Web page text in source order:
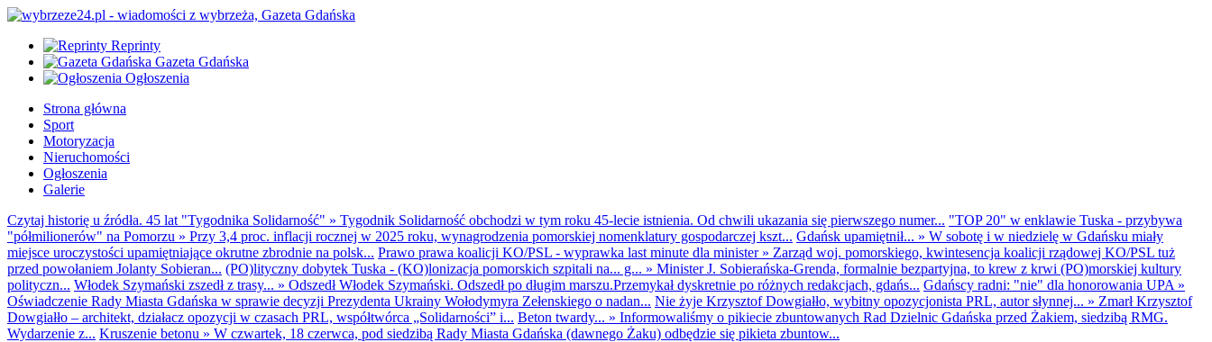
Reprinty
Gazeta Gdańska
Ogłoszenia
Strona główna
Sport
Motoryzacja
Nieruchomości
Ogłoszenia
Galerie
Czytaj historię u źródła. 45 lat "Tygodnika Solidarność" » Tygodnik Solidarność obchodzi w tym roku 45-lecie istnienia. Od chwili ukazania się pierwszego numer... "TOP 20" w enklawie Tuska - przybywa
"półmilionerów" na Pomorzu » Przy 3,4 proc. inflacji rocznej w 2025 roku, wynagrodzenia pomorskiej nomenklatury gospodarczej kszt... Gdańsk upamiętnił... » W sobotę i w niedzielę w Gdańsku miały
miejsce uroczystości upamiętniające okrutne zbrodnie na polsk... Prawo prawa koalicji KO/PSL - wyprawka last minute dla minister» Zarząd woj. pomorskiego, kwintesencja koalicji rządowej KO/PSL tuż
przed powołaniem Jolanty Sobieran... (PO)lityczny dobytek Tuska - (KO)lonizacja pomorskich szpitali na... g... » Minister J. Sobierańska-Grenda, formalnie bezpartyjna, to krew z krwi (PO)morskiej kultury
polityczn... Włodek Szymański zszedł z trasy... » Odszedł Włodek Szymański. Odszedł po długim marszu.Przemykał dyskretnie po różnych redakcjach, gdańs... Gdańscy radni: "nie" dla honorowania UPA »
Oświadczenie Rady Miasta Gdańska w sprawie decyzji Prezydenta Ukrainy Wołodymyra Zełenskiego o nadan... Nie żyje Krzysztof Dowgiałło, wybitny opozycjonista PRL, autor słynnej... » Zmarł Krzysztof
Dowgiałło – architekt, działacz opozycji w czasach PRL, współtwórca „Solidarności” i... Beton twardy... » Informowaliśmy o pikiecie zbuntowanych Rad Dzielnic Gdańska przed Żakiem, siedzibą RMG.
Wydarzenie z... Kruszenie betonu » W czwartek, 18 czerwca, pod siedzibą Rady Miasta Gdańska (dawnego Żaku) odbędzie się pikieta zbuntow...